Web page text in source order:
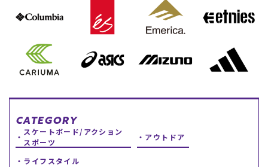
特集一覧
RIDE LIFE MAGAZINE一
スタッフスナップ
中古/アウトレット サー
ー
ご利用ガイド
会員ランク
店頭受取サービス
アフターサポート
下取り保証について
お問い合わせ
CATEGORY
スケートボード/アクション
スポーツ
アウトドア
ライフスタイル